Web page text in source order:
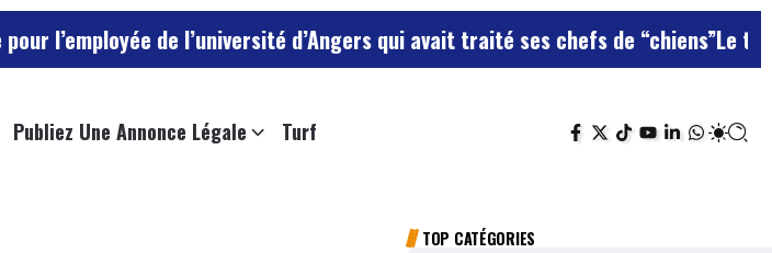
de l’université d’Angers qui avait traité ses chefs de “chiens”Le terrain de
Publiez Une Annonce Légale Turf
TOP CATÉGORIES